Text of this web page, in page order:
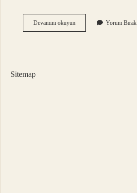
Devamını okuyunYoga
Bir
Yorum Bırak
Sitemap